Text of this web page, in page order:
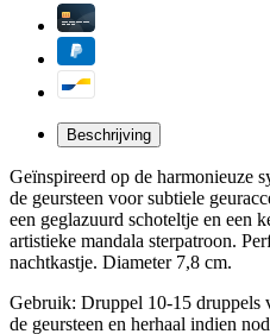
Beschrijving
Geïnspireerd op de harmonieuze
de geursteen voor subtiele
een geglazuurd schoteltje en een
artistieke mandala sterpatroon.
nachtkastje. Diameter 7,8 cm.
Gebruik: Druppel 10-15 druppels
de geursteen en herhaal indien